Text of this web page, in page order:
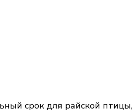
срок для райской птицы,